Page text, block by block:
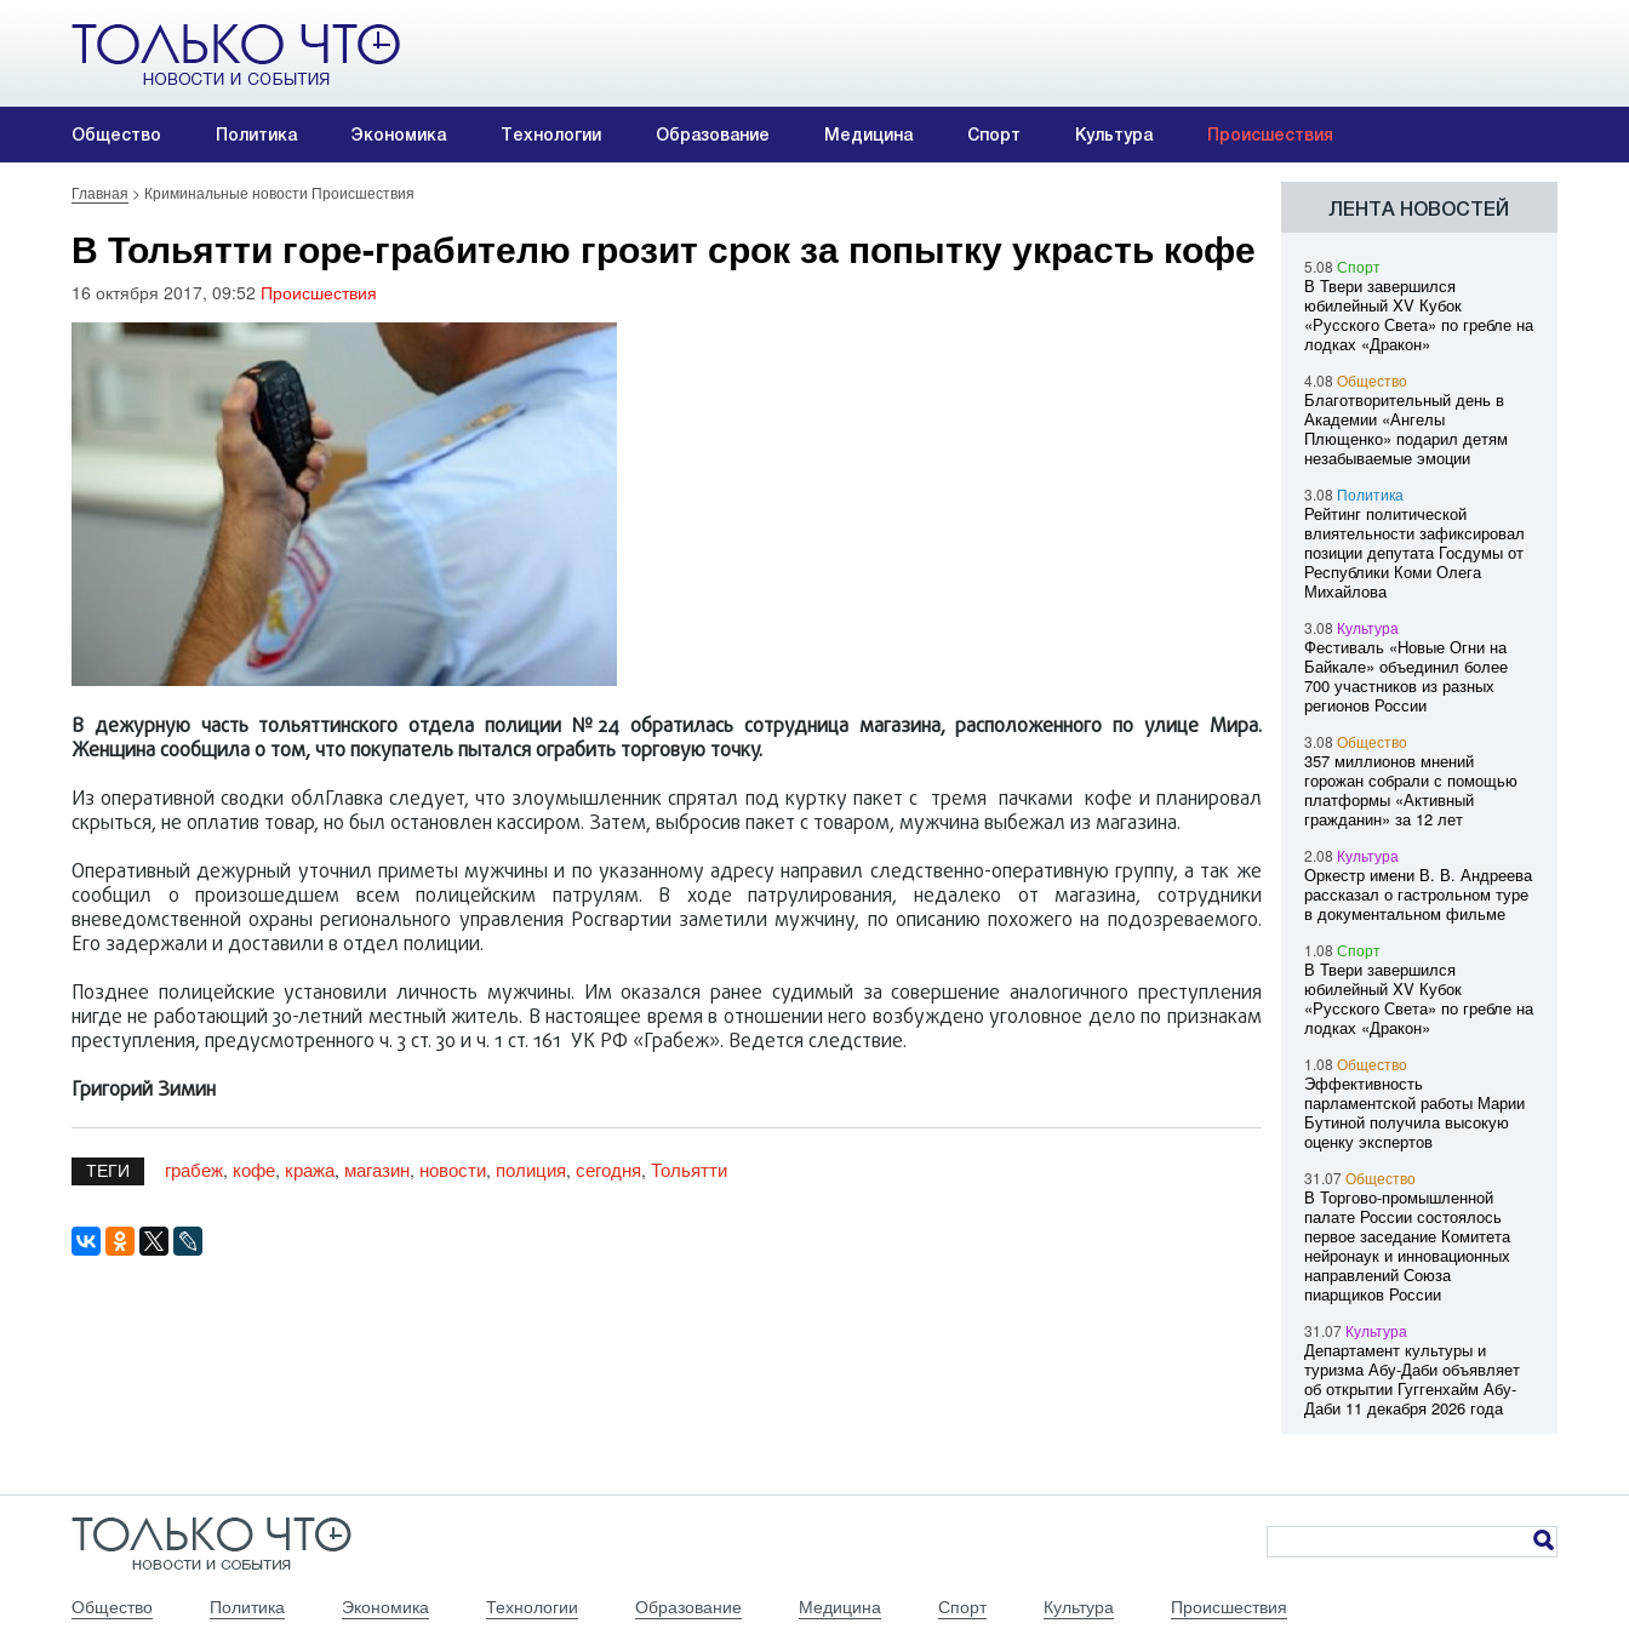
Общество Политика Экономика Технологии Образование Медицина Спорт Культура Происшествия
Главная > Криминальные новости Происшествия
В Тольятти горе-грабителю грозит срок за попытку украсть кофе
16 октября 2017, 09:52 Происшествия
В дежурную часть тольяттинского отдела полиции №24 обратилась сотрудница магазина, расположенного по улице Мира.
Женщина сообщила о том, что покупатель пытался ограбить торговую точку.
Из оперативной сводки облГлавка следует, что злоумышленник спрятал под куртку пакет с тремя пачками кофе и планировал
скрыться, не оплатив товар, но был остановлен кассиром. Затем, выбросив пакет с товаром, мужчина выбежал из магазина.
Оперативный дежурный уточнил приметы мужчины и по указанному адресу направил следственно-оперативную группу, а так же
сообщил о произошедшем всем полицейским патрулям. В ходе патрулирования, недалеко от магазина, сотрудники
вневедомственной охраны регионального управления Росгвартии заметили мужчину, по описанию похожего на подозреваемого.
Его задержали и доставили в отдел полиции.
Позднее полицейские установили личность мужчины. Им оказался ранее судимый за совершение аналогичного преступления
нигде не работающий 30-летний местный житель. В настоящее время в отношении него возбуждено уголовное дело по признакам
преступления, предусмотренного ч. 3 ст. 30 и ч. 1 ст. 161 УК РФ «Грабеж». Ведется следствие.
Григорий Зимин
ТЕГИ грабеж, кофе, кража, магазин, новости, полиция, сегодня, Тольятти
ЛЕНТА НОВОСТЕЙ
5.08 Спорт
В Твери завершился
юбилейный XV Кубок
«Русского Света» по гребле на
лодках «Дракон»
4.08 Общество
Благотворительный день в
Академии «Ангелы
Плющенко» подарил детям
незабываемые эмоции
3.08 Политика
Рейтинг политической
влиятельности зафиксировал
позиции депутата Госдумы от
Республики Коми Олега
Михайлова
3.08 Культура
Фестиваль «Новые Огни на
Байкале» объединил более
700 участников из разных
регионов России
3.08 Общество
357 миллионов мнений
горожан собрали с помощью
платформы «Активный
гражданин» за 12 лет
2.08 Культура
Оркестр имени В. В. Андреева
рассказал о гастрольном туре
в документальном фильме
1.08 Спорт
В Твери завершился
юбилейный XV Кубок
«Русского Света» по гребле на
лодках «Дракон»
1.08 Общество
Эффективность
парламентской работы Марии
Бутиной получила высокую
оценку экспертов
31.07Общество
В Торгово-промышленной
палате России состоялось
первое заседание Комитета
нейронаук и инновационных
направлений Союза
пиарщиков России
31.07 Культура
Департамент культуры и
туризма Абу-Даби объявляет
об открытии Гуггенхайм Абу-
Даби 11 декабря 2026 года
Общество Политика Экономика Технологии Образование Медицина Спорт Культура Происшествия